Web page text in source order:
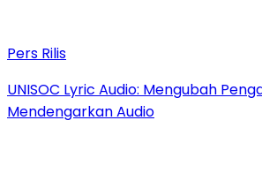
Pers Rilis
UNISOC Lyric Audio: Mengubah
Mendengarkan Audio